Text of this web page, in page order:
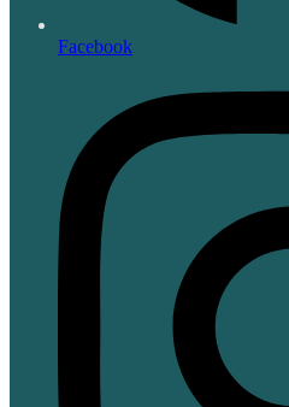
Facebook